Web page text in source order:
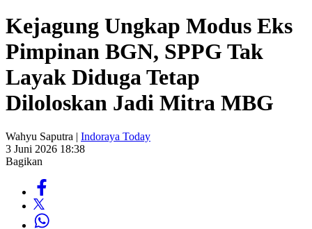
Kejagung Ungkap Modus Eks
Pimpinan BGN, SPPG Tak
Layak Diduga Tetap
Diloloskan Jadi Mitra MBG
Wahyu Saputra | Indoraya Today
3 Juni 2026 18:38
Bagikan